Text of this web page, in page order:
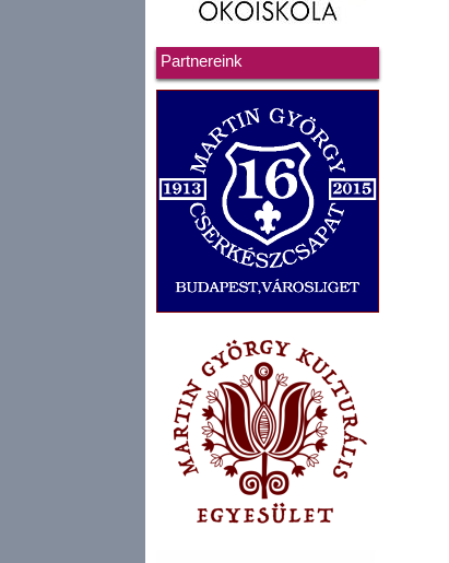
Partnereink